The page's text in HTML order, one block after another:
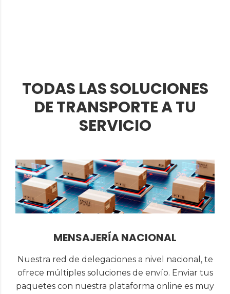
TODAS LAS SOLUCIONES
DE TRANSPORTE A TU
SERVICIO
MENSAJERÍA NACIONAL
Nuestra red de delegaciones a nivel nacional, te
ofrece múltiples soluciones de envío. Enviar tus
paquetes con nuestra plataforma online es muy